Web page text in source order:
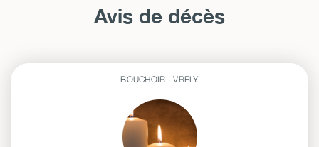
Avis de décès
BOUCHOIR - VRELY